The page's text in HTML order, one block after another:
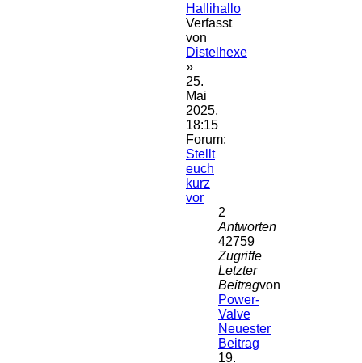
Hallihallo
Verfasst
von
Distelhexe
»
25.
Mai
2025,
18:15
Forum:
Stellt
euch
kurz
vor
2
Antworten
42759
Zugriffe
Letzter
Beitragvon
Power-
Valve
Neuester
Beitrag
19.